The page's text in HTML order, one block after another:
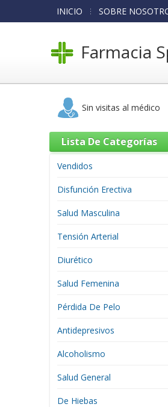
INICIO SOBRE
Farmacia
Sin visitas al médico
Lista De Categorías
Vendidos
Disfunción Erectiva
Salud Masculina
Tensión Arterial
Diurético
Salud Femenina
Pérdida De Pelo
Antidepresivos
Alcoholismo
Salud General
De Hiebas